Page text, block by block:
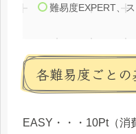
難易度EXPERT、
各難易度ごとの
EASY・・・10Pt（消